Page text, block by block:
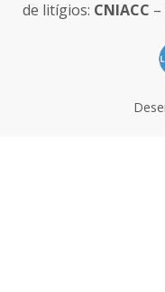
de litígios: CNIACC –